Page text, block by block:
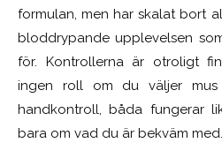
formulan, men har skalat bort
bloddrypande upplevelsen
för. Kontrollerna är otroligt
ingen roll om du väljer
handkontroll, båda fungerar
bara om vad du är bekväm med.